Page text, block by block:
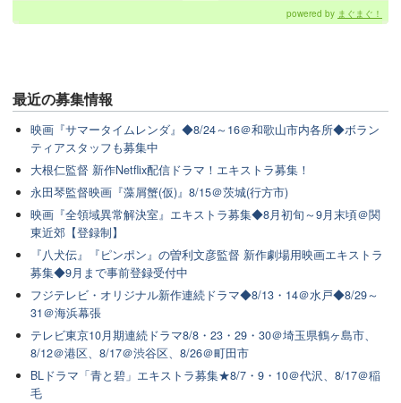
powered by まぐまぐ！
最近の募集情報
映画『サマータイムレンダ』◆8/24～16＠和歌山市内各所◆ボラン
ティアスタッフも募集中
大根仁監督 新作Netflix配信ドラマ！エキストラ募集！
永田琴監督映画『藻屑蟹(仮)』8/15＠茨城(行方市)
映画『全領域異常解決室』エキストラ募集◆8月初旬～9月末頃＠関
東近郊【登録制】
『八犬伝』『ピンポン』の曽利文彦監督 新作劇場用映画エキストラ
募集◆9月まで事前登録受付中
フジテレビ・オリジナル新作連続ドラマ◆8/13・14＠水戸◆8/29～
31＠海浜幕張
テレビ東京10月期連続ドラマ8/8・23・29・30＠埼玉県鶴ヶ島市、
8/12＠港区、8/17＠渋谷区、8/26＠町田市
BLドラマ「青と碧」エキストラ募集★8/7・9・10＠代沢、8/17＠稲
毛